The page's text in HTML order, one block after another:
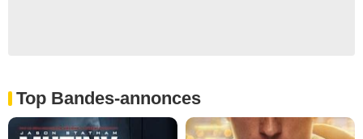
Top Bandes-annonces